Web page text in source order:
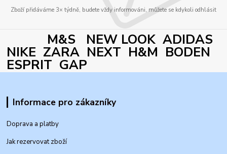
Zboží přidáváme 3× týdně, budete vždy informováni, můžete se kdykoli odhlásit
M&S NEW LOOK ADIDAS
NIKE ZARA NEXT H&M BODEN
ESPRIT GAP
Informace pro zákazníky
Doprava a platby
Jak rezervovat zboží